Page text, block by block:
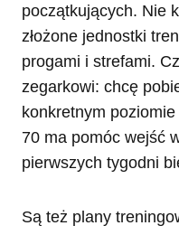
początkujących. Nie
złożone jednostki
progami i strefami.
zegarkowi: chcę
konkretnym
70 ma pomóc wejść
pierwszych tygodni
Są też plany